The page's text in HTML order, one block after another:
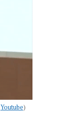
Youtube)